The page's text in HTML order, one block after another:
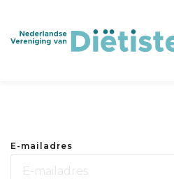
E-mailadres